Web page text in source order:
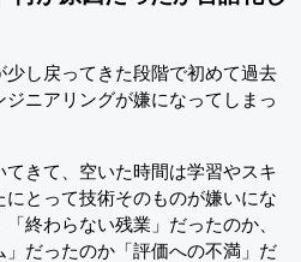
し戻ってきた段階で初めて過去
ニアリングが嫌になってしまっ
きて、空いた時間は学習やスキ
とって技術そのものが嫌いにな
終わらない残業」だったのか、
」だったのか「評価への不満」だ